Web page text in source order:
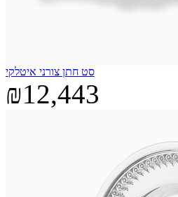
סט חתן צורני איטלקי
₪12,443